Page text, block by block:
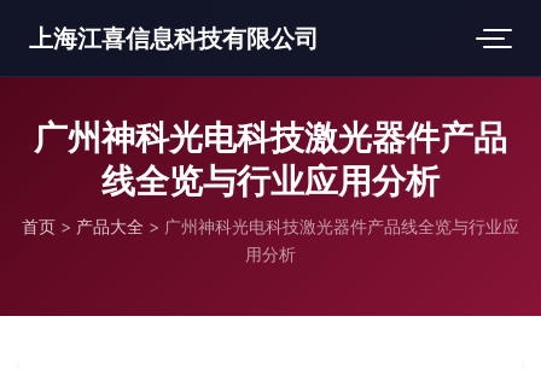
上海江喜信息科技有限公司
广州神科光电科技激光器件产品
线全览与行业应用分析
首页 > 产品大全 > 广州神科光电科技激光器件产品线全览与行业应
用分析